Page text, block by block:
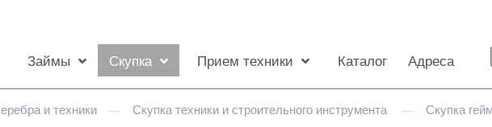
Займы Скупка Прием техники Каталог Адреса
и техники — Скупка техники и строительного инструмента — Скупка